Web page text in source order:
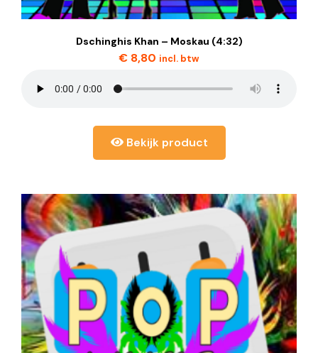
Dschinghis Khan – Moskau (4:32)
€ 8,80 incl. btw
Bekijk product